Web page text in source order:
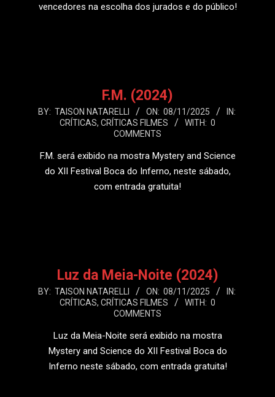
vencedores na escolha dos jurados e do público!
F.M. (2024)
2025-
BY: TAISON NATARELLI ON: 08/11/2025
IN:
CRÍTICAS, CRÍTICAS FILMES WITH: 0
COMMENTS
F.M. será exibido na mostra Mystery and Science
do XII Festival Boca do Inferno, neste sábado,
com entrada gratuita!
Luz da Meia-Noite (2024)
2025-
BY: TAISON NATARELLI ON: 08/11/2025
IN:
CRÍTICAS, CRÍTICAS FILMES WITH: 0
COMMENTS
Luz da Meia-Noite será exibido na mostra
Mystery and Science do XII Festival Boca do
Inferno neste sábado, com entrada gratuita!